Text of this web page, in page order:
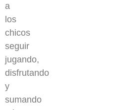
a
los
chicos
seguir
jugando,
disfrutando
y
sumando